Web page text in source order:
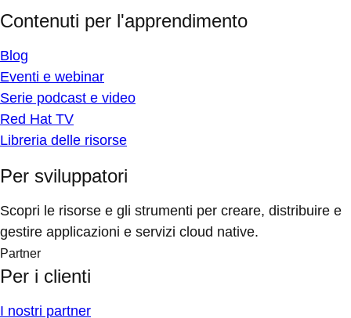
Contenuti per l'apprendimento
Blog
Eventi e webinar
Serie podcast e video
Red Hat TV
Libreria delle risorse
Per sviluppatori
Scopri le risorse e gli strumenti per creare, distribuire e
gestire applicazioni e servizi cloud native.
Partner
Per i clienti
I nostri partner